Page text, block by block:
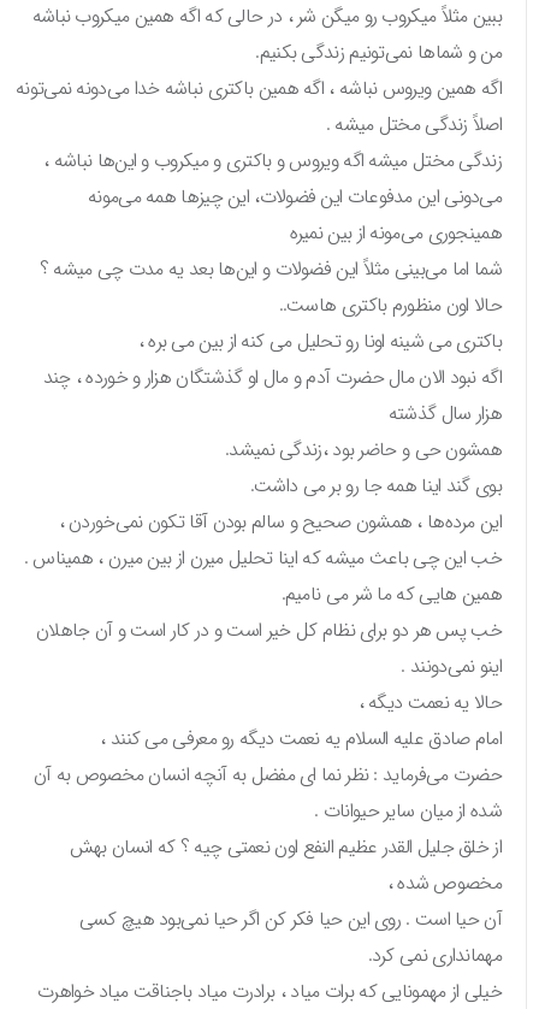
ببین مثلاً میکروب رو میگن شر ، در حالی که اگه همین میکروب نباشه
من و شماها نمی‌تونیم زندگی بکنیم.
اگه همین ویروس نباشه ، اگه همین باکتری نباشه خدا می‌دونه نمی‌تونه
اصلاً زندگی مختل میشه .
زندگی مختل میشه اگه ویروس و باکتری و میکروب و این‌ها نباشه ،
می‌دونی این مدفوعات این فضولات، این چیزها همه می‌مونه
همینجوری می‌مونه از بین نمیره
شما اما می‌بینی مثلاً این فضولات و این‌ها بعد یه مدت چی میشه ؟
حالا اون منظورم باکتری هاست..
باکتری می شینه اونا رو تحلیل می کنه از بین می بره ،
اگه نبود الان مال حضرت آدم و مال او گذشتگان هزار و خورده ، چند
هزار سال گذشته
همشون حی و حاضر بود ،زندگی نمیشد.
بوی گند اینا همه جا رو بر می داشت.
این مرده‌ها ، همشون صحیح و سالم بودن آقا تکون نمی‌خوردن ،
خب این چی باعث میشه که اینا تحلیل میرن از بین میرن ، همیناس .
همین هایی که ما شر می نامیم.
خب پس هر دو برای نظام کل خیر است و در کار است و آن جاهلان
اینو نمی‌دونند .
حالا یه نعمت دیگه ،
امام صادق علیه السلام یه نعمت دیگه رو معرفی می کنند ،
حضرت می‌فرماید : نظر نما ای مفضل به آنچه انسان مخصوص به آن
شده از میان سایر حیوانات .
از خلق جلیل القدر عظیم النفع اون نعمتی چیه ؟ که انسان بهش
مخصوص شده ،
آن حیا است . روی این حیا فکر کن اگر حیا نمی‌بود هیچ کسی
مهمانداری نمی کرد.
خیلی از مهمونایی که برات میاد ، برادرت میاد باجناقت میاد خواهرت